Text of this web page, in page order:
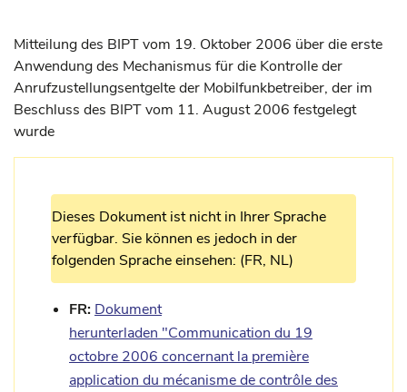
Mitteilung des BIPT vom 19. Oktober 2006 über die erste
Anwendung des Mechanismus für die Kontrolle der
Anrufzustellungsentgelte der Mobilfunkbetreiber, der im
Beschluss des BIPT vom 11. August 2006 festgelegt
wurde
Dieses Dokument ist nicht in Ihrer Sprache
verfügbar. Sie können es jedoch in der
folgenden Sprache einsehen: (FR, NL)
FR: Dokument
herunterladen "Communication du 19
octobre 2006 concernant la première
application du mécanisme de contrôle des